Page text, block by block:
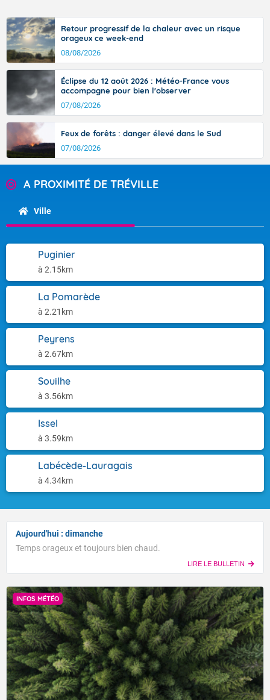
Retour progressif de la chaleur avec un risque
orageux ce week-end
08/08/2026
Éclipse du 12 août 2026 : Météo-France vous
accompagne pour bien l'observer
07/08/2026
Feux de forêts : danger élevé dans le Sud
07/08/2026
A PROXIMITÉ DE TRÉVILLE
Ville
Puginier
à 2.15km
La Pomarède
à 2.21km
Peyrens
à 2.67km
Souilhe
à 3.56km
Issel
à 3.59km
Labécède-Lauragais
à 4.34km
Aujourd'hui : dimanche
Temps orageux et toujours bien chaud.
LIRE LE BULLETIN
INFOS MÉTÉO